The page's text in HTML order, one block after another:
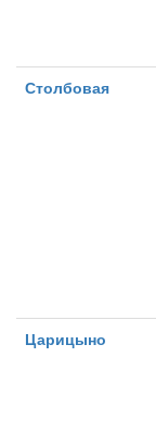
Столбовая
Царицыно